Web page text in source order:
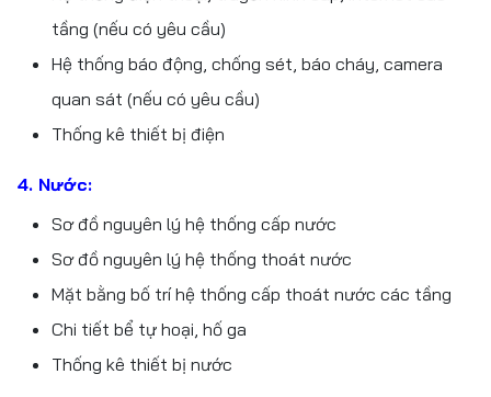
tầng (nếu có yêu cầu)
Hệ thống báo động, chống sét, báo cháy, camera
quan sát (nếu có yêu cầu)
Thống kê thiết bị điện
4. Nước:
Sơ đồ nguyên lý hệ thống cấp nước
Sơ đồ nguyên lý hệ thống thoát nước
Mặt bằng bố trí hệ thống cấp thoát nước các tầng
Chi tiết bể tự hoại, hố ga
Thống kê thiết bị nước